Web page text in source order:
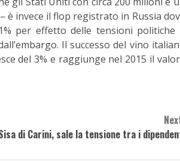
è invece il flop registrato in Russia
per effetto delle tensioni politiche
Il successo del vino
del 3% e raggiunge nel 2015 il
di Carini, sale la tensione tra i